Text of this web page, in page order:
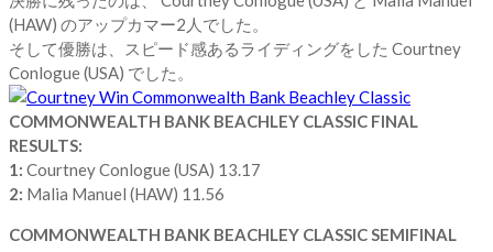
(HAW) のアップカマー2人でした。
そして優勝は、スピード感あるライディングをした Courtney
Conlogue (USA) でした。
COMMONWEALTH BANK BEACHLEY CLASSIC FINAL
RESULTS:
1: Courtney Conlogue (USA) 13.17
2: Malia Manuel (HAW) 11.56
COMMONWEALTH BANK BEACHLEY CLASSIC SEMIFINAL